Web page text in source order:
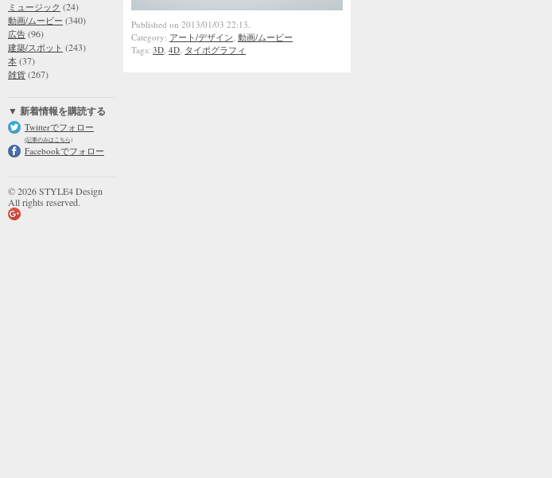
ミュージック (24)
動画/ムービー (340)
広告 (96)
建築/スポット (243)
本 (37)
雑貨 (267)
▼ 新着情報を購読する
Twitterでフォロー
(記事のみはこちら)
Facebookでフォロー
© 2026 STYLE4 Design
All rights reserved.
Published on 2013/01/03 22:13.
Category: アート/デザイン 動画/ムービー
Tags: 3D 4D タイポグラフィ